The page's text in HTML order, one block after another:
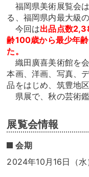
福岡県美術展覧会
る、福岡県内最大級
今回は出品点数
齢100歳から最少年
た。
織田廣喜美術館を
本画、洋画、写真、
品をはじめ、筑豊地
県展で、秋の芸術
展覧会情報
会期
2024年10月16日（水